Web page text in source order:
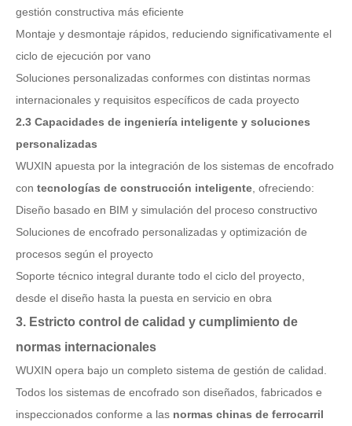
gestión constructiva más eficiente
Montaje y desmontaje rápidos, reduciendo significativamente el
ciclo de ejecución por vano
Soluciones personalizadas conformes con distintas normas
internacionales y requisitos específicos de cada proyecto
2.3 Capacidades de ingeniería inteligente y soluciones
personalizadas
WUXIN apuesta por la integración de los sistemas de encofrado
con tecnologías de construcción inteligente , ofreciendo:
Diseño basado en BIM y simulación del proceso constructivo
Soluciones de encofrado personalizadas y optimización de
procesos según el proyecto
Soporte técnico integral durante todo el ciclo del proyecto,
desde el diseño hasta la puesta en servicio en obra
3. Estricto control de calidad y cumplimiento de
normas internacionales
WUXIN opera bajo un completo sistema de gestión de calidad.
Todos los sistemas de encofrado son diseñados, fabricados e
inspeccionados conforme a las normas chinas de ferrocarril